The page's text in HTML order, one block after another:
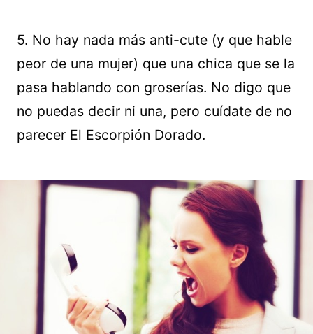
5. No hay nada más anti-cute (y que hable
peor de una mujer) que una chica que se la
pasa hablando con groserías. No digo que
no puedas decir ni una, pero cuídate de no
parecer El Escorpión Dorado.